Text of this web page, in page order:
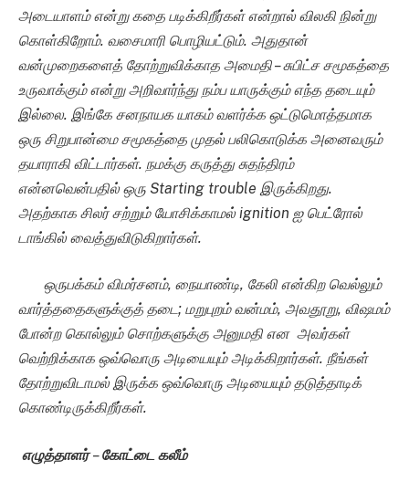
அடையாளம் என்று கதை படிக்கிறீர்கள் என்றால் விலகி நின்று
கொள்கிறோம். வசைமாரி பொழியட்டும். அதுதான்
வன்முறைகளைத் தோற்றுவிக்காத அமைதி – சுபிட்ச சமூகத்தை
உருவாக்கும் என்று அறிவார்ந்து நம்ப யாருக்கும் எந்த தடையும்
இல்லை. இங்கே சனநாயக யாகம் வளர்க்க ஒட்டுமொத்தமாக
ஒரு சிறுபான்மை சமூகத்தை முதல் பலிகொடுக்க அனைவரும்
தயாராகி விட்டார்கள். நமக்கு கருத்து சுதந்திரம்
என்னவென்பதில் ஒரு Starting trouble இருக்கிறது.
அதற்காக சிலர் சற்றும் யோசிக்காமல்ignition ஐ பெட்ரோல்
டாங்கில் வைத்துவிடுகிறார்கள்.
ஒருபக்கம் விமர்சனம், நையாண்டி, கேலி என்கிற வெல்லும்
வார்த்ததைகளுக்குத் தடை; மறுபுறம் வன்மம், அவதூறு, விஷமம்
போன்ற கொல்லும் சொற்களுக்கு அனுமதி என அவர்கள்
வெற்றிக்காக ஒவ்வொரு அடியையும் அடிக்கிறார்கள். நீங்கள்
தோற்றுவிடாமல் இருக்க ஒவ்வொரு அடியையும் தடுத்தாடிக்
கொண்டிருக்கிறீர்கள்.
எழுத்தாளர்–கோட்டை கலீம்